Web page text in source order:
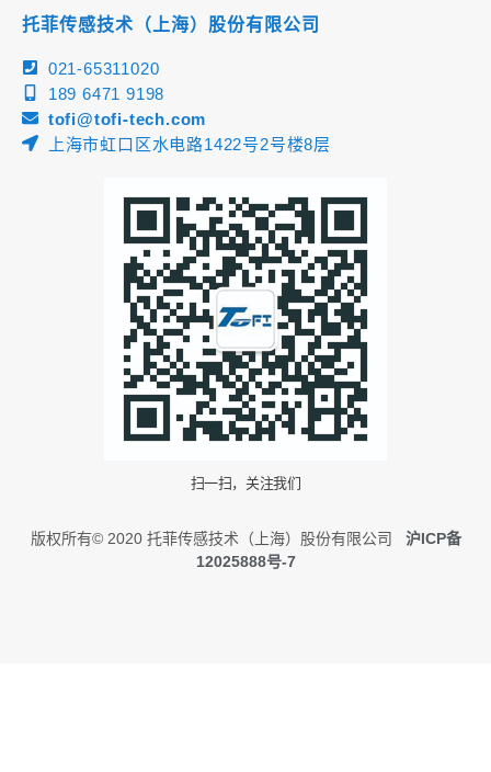
托菲传感技术（上海）股份有限公司
021-65311020
189 6471 9198
tofi@tofi-tech.com
上海市虹口区水电路1422号2号楼8层
扫一扫，关注我们
版权所有© 2020 托菲传感技术（上海）股份有限公司
沪ICP备
12025888号-7